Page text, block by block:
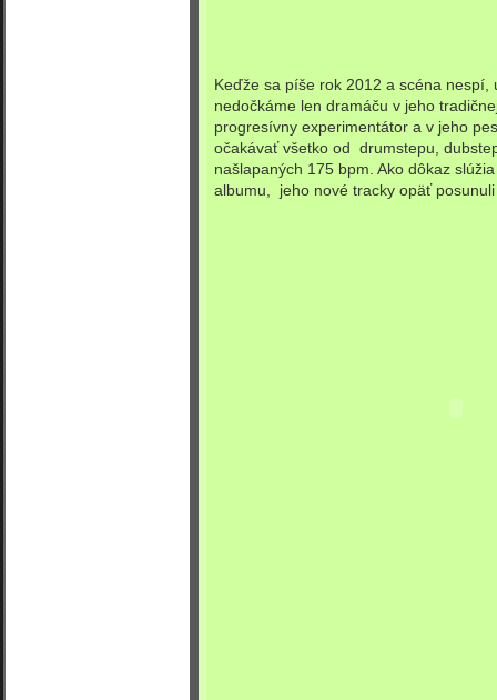
Keďže sa píše rok 2012 a scéna nespí,
nedočkáme len dramáču v jeho
progresívny experimentátor a v jeho
očakávať všetko od drumstepu,
našlapaných 175 bpm. Ako dôkaz
albumu, jeho nové tracky opäť